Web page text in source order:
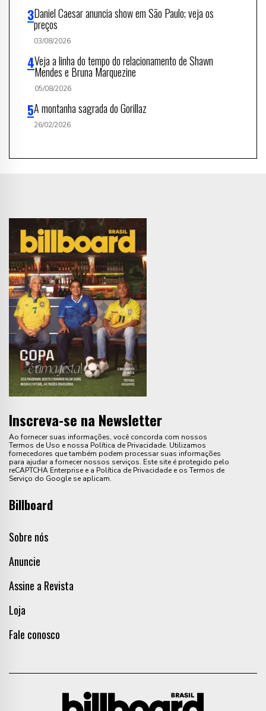
Daniel Caesar anuncia show em São Paulo; veja os
preços
03/08/2026
Veja a linha do tempo do relacionamento de Shawn
Mendes e Bruna Marquezine
05/08/2026
A montanha sagrada do Gorillaz
26/02/2026
Inscreva-se na Newsletter
Ao fornecer suas informações, você concorda com nossos
Termos de Uso e nossa Política de Privacidade. Utilizamos
fornecedores que também podem processar suas informações
para ajudar a fornecer nossos serviços. Este site é protegido pelo
reCAPTCHA Enterprise e a Política de Privacidade e os Termos de
Serviço do Google se aplicam.
Billboard
Sobre nós
Anuncie
Assine a Revista
Loja
Fale conosco